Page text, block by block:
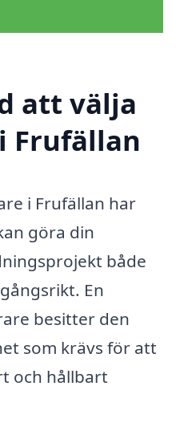
att välja
Frufällan
i Frufällan har
göra din
både
En
besitter den
som krävs för att
och hållbart